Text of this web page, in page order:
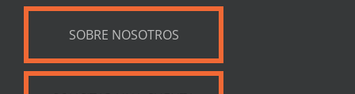
SOBRE NOSOTROS